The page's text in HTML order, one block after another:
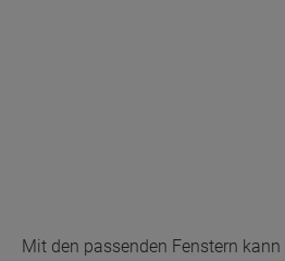
Mit den passenden Fenstern